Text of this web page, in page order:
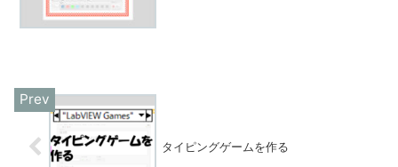
タイピングゲームを作る